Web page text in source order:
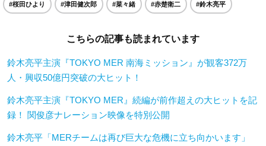
#桜田ひより #津田健次郎 #菜々緒 #赤楚衛二 #鈴木亮平
こちらの記事も読まれています
鈴木亮平主演『TOKYO MER 南海ミッション』が観客372万
人・興収50億円突破の大ヒット！
鈴木亮平主演『TOKYO MER』続編が前作超えの大ヒットを記
録！ 関俊彦ナレーション映像を特別公開
鈴木亮平「MERチームは再び巨大な危機に立ち向かいます」